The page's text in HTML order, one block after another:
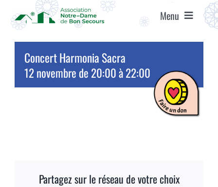
contenu
Menu
ACCUEIL
ASSOCIATION
AGENDA
Concert Harmonia Sacra
12 novembre de 20:00à22:00
Partagez sur le réseau de votre choix